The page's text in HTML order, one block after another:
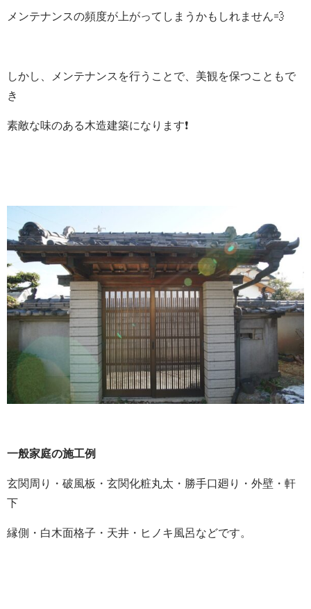
メンテナンスの頻度が上がってしまうかもしれません💨
しかし、メンテナンスを行うことで、美観を保つこともで
き
素敵な味のある木造建築になります❗
一般家庭の施工例
玄関周り・破風板・玄関化粧丸太・勝手口廻り・外壁・軒
下
縁側・白木面格子・天井・ヒノキ風呂などです。